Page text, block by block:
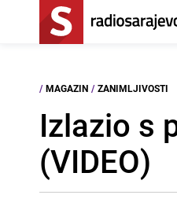
/ MAGAZIN / ZANIMLJIVOSTI
Izlazio s
(VIDEO)